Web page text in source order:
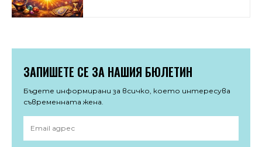
ЗАПИШЕТЕ СЕ ЗА НАШИЯ БЮЛЕТИН
Бъдете информирани за всичко, което интересува
съвременната жена.